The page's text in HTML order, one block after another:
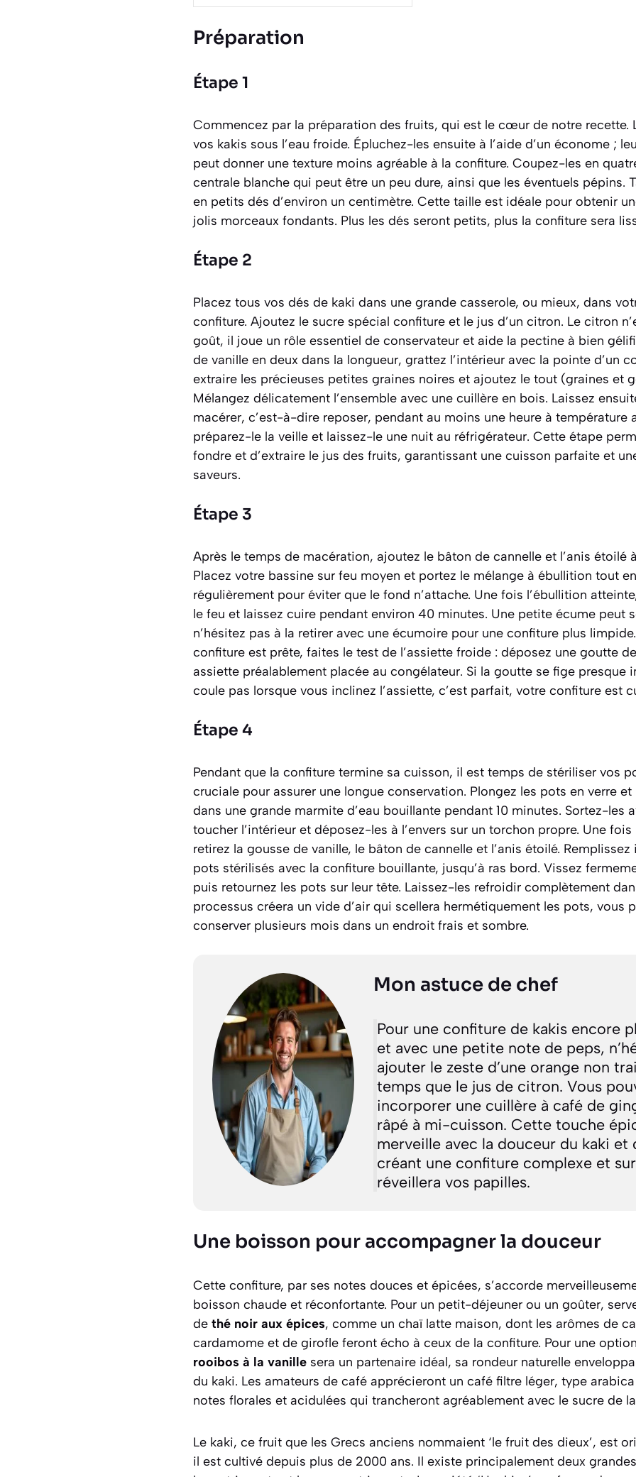
Préparation
Étape 1
Commencez par la préparation des fruits, qui est le cœur de notre recette.
vos kakis sous l’eau froide. Épluchez-les ensuite à l’aide d’un économe ;
peut donner une texture moins agréable à la confiture. Coupez-les en
centrale blanche qui peut être un peu dure, ainsi que les éventuels pépins.
en petits dés d’environ un centimètre. Cette taille est idéale pour obtenir
jolis morceaux fondants. Plus les dés seront petits, plus la confiture sera
Étape 2
Placez tous vos dés de kaki dans une grande casserole, ou mieux, dans
confiture. Ajoutez le sucre spécial confiture et le jus d’un citron. Le citron
goût, il joue un rôle essentiel de conservateur et aide la pectine à bien
de vanille en deux dans la longueur, grattez l’intérieur avec la pointe d’un
extraire les précieuses petites graines noires et ajoutez le tout (graines et
Mélangez délicatement l’ensemble avec une cuillère en bois. Laissez
macérer, c’est-à-dire reposer, pendant au moins une heure à température
préparez-le la veille et laissez-le une nuit au réfrigérateur. Cette étape
fondre et d’extraire le jus des fruits, garantissant une cuisson parfaite et
saveurs.
Étape 3
Après le temps de macération, ajoutez le bâton de cannelle et l’anis étoilé
Placez votre bassine sur feu moyen et portez le mélange à ébullition tout
régulièrement pour éviter que le fond n’attache. Une fois l’ébullition
le feu et laissez cuire pendant environ 40 minutes. Une petite écume peut
n’hésitez pas à la retirer avec une écumoire pour une confiture plus
confiture est prête, faites le test de l’assiette froide : déposez une goutte
assiette préalablement placée au congélateur. Si la goutte se fige presque
coule pas lorsque vous inclinez l’assiette, c’est parfait, votre confiture est
Étape 4
Pendant que la confiture termine sa cuisson, il est temps de stériliser vos
cruciale pour assurer une longue conservation. Plongez les pots en verre
dans une grande marmite d’eau bouillante pendant 10 minutes. Sortez-les
toucher l’intérieur et déposez-les à l’envers sur un torchon propre. Une
retirez la gousse de vanille, le bâton de cannelle et l’anis étoilé.
pots stérilisés avec la confiture bouillante, jusqu’à ras bord. Vissez
puis retournez les pots sur leur tête. Laissez-les refroidir complètement
processus créera un vide d’air qui scellera hermétiquement les pots, vous
conserver plusieurs mois dans un endroit frais et sombre.
Mon astuce de chef
Pour une confiture de kakis encore
et avec une petite note de peps,
ajouter le zeste d’une orange non
temps que le jus de citron. Vous
incorporer une cuillère à café de
râpé à mi-cuisson. Cette touche
merveille avec la douceur du kaki et
créant une confiture complexe et
réveillera vos papilles.
Une boisson pour accompagner la douceur
Cette confiture, par ses notes douces et épicées, s’accorde
boisson chaude et réconfortante. Pour un petit-déjeuner ou un goûter,
de thé noir aux épices, comme un chaï latte maison, dont les arômes de
cardamome et de girofle feront écho à ceux de la confiture. Pour une
rooibos à la vanille sera un partenaire idéal, sa rondeur naturelle
du kaki. Les amateurs de café apprécieront un café filtre léger, type
notes florales et acidulées qui trancheront agréablement avec le sucre de
Le kaki, ce fruit que les Grecs anciens nommaient ‘le fruit des dieux’, est
il est cultivé depuis plus de 2000 ans. Il existe principalement deux